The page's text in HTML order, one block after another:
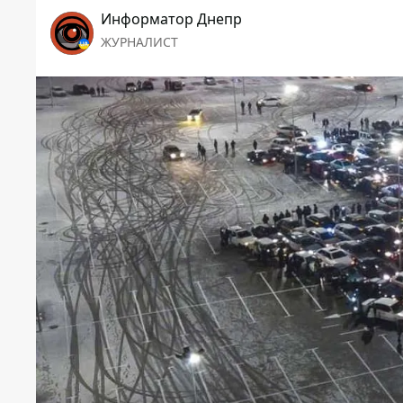
Информатор Днепр
ЖУРНАЛИСТ